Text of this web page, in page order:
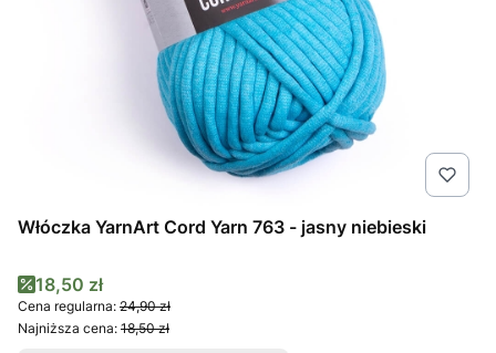
Włóczka YarnArt Cord Yarn 763 - jasny niebieski
Cena promocyjna
18,50 zł
Cena regularna: 24,90 zł
Najniższa cena: 18,50 zł